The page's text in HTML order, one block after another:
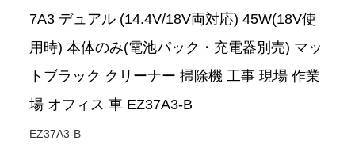
7A3 デュアル (14.4V/18V両対応) 45W(18V使
用時) 本体のみ(電池パック・充電器別売) マッ
トブラック クリーナー 掃除機 工事 現場 作業
場 オフィス 車 EZ37A3-B
EZ37A3-B